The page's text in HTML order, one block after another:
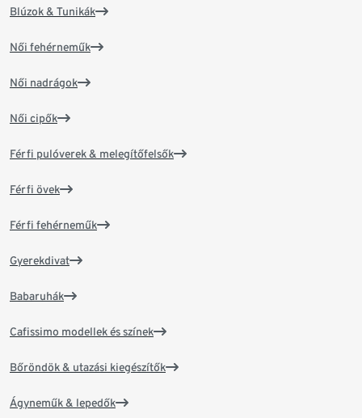
Blúzok & Tunikák
Női fehérneműk
Női nadrágok
Női cipők
Férfi pulóverek & melegítőfelsők
Férfi övek
Férfi fehérneműk
Gyerekdivat
Babaruhák
Cafissimo modellek és színek
Bőröndök & utazási kiegészítők
Ágyneműk & lepedők